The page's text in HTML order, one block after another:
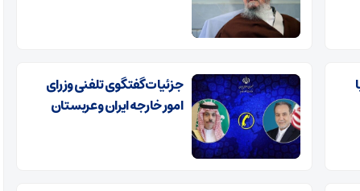
جزئیات گفتگوی تلفنی وزرای
امور خارجه ایران و عربستان